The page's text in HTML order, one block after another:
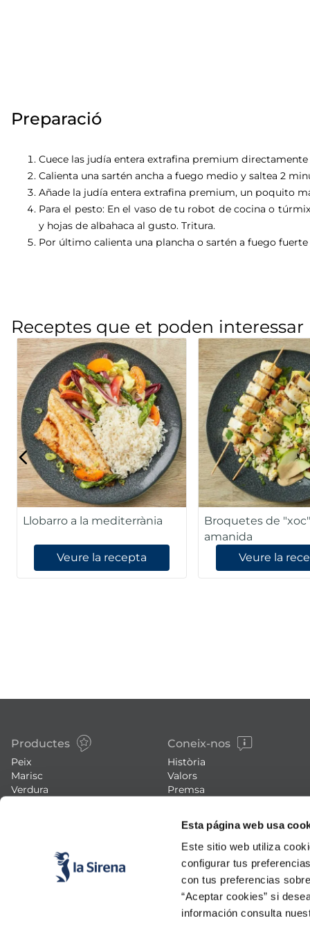
Esta página web usa
Este sitio web utiliza
configurar tus
con tus preferencias
“Aceptar cookies” si
información consulta
Preparació
Cuece las judía entera extrafina premium directamente
Calienta una sartén ancha a fuego medio y saltea 2
Añade la judía entera extrafina premium, un poquito
Para el pesto: En el vaso de tu robot de cocina o
y hojas de albahaca al gusto. Tritura.
Por último calienta una plancha o sartén a fuego
Receptes que et poden interessar
Llobarro a la mediterrània
Veure la recepta
Broquetes de
amanida
Veure la
Productes
Peix
Marisc
Verdura
Coneix-nos
Història
Valors
Premsa
Esdeveniments
FAQs (preguntes freqüents)